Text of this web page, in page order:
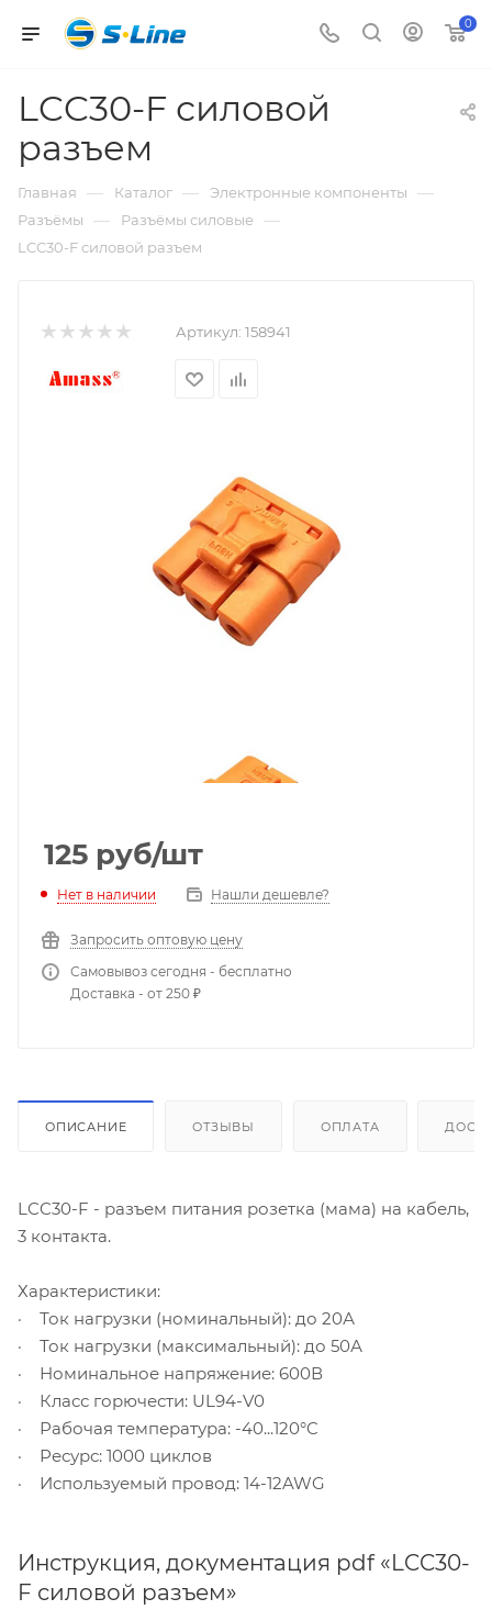
0
LCC30-F силовой
разъем
Главная — Каталог — Электронные компоненты —
Разъёмы — Разъёмы силовые —
LCC30-F силовой разъем
Артикул: 158941
125 руб/шт
Нет в наличии Нашли дешевле?
Запросить оптовую цену
Самовывоз сегодня - бесплатно
Доставка - от 250 ₽
ОПИСАНИЕ ОТЗЫВЫ ОПЛАТА
LCC30-F - разъем питания розетка (мама) на кабель,
3 контакта.
Характеристики:
· Ток нагрузки (номинальный): до 20А
· Ток нагрузки (максимальный): до 50А
· Номинальное напряжение: 600В
· Класс горючести: UL94-V0
· Рабочая температура: -40...120°C
· Ресурс: 1000 циклов
· Используемый провод: 14-12AWG
Инструкция, документация pdf «LCC30-
F силовой разъем»